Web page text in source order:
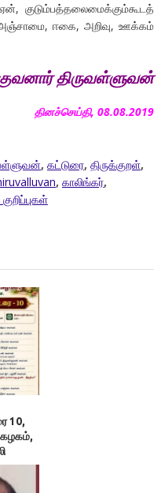
குடும்பத்தலைமைக்கும்கூடத்
ஈகை, அறிவு, ஊக்கம்
திருவள்ளுவன்
தினச்செய்தி, 08.08.2019
, கட்டுரை, திருக்குறள்,
, காலிங்கர்,
10,